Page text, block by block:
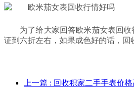
为了给大家回答欧米茄女表回
证到六折左右，如果成色好的话，回
上一篇 : 回收积家二手手表价